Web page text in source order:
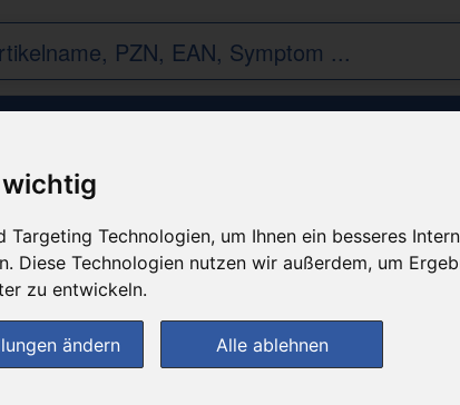
Technologien, um Ihnen ein besseres
Diese Technologien nutzen wir außerdem, um
zu entwickeln.
ändern Alle ablehnen